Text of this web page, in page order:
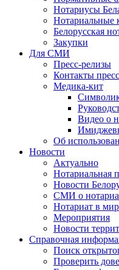
Нотариусы
Нотариальные
Белорусская
Закупки
Для СМИ
Пресс-релизы
Контакты
Медика-кит
Видео о
Об
Новости
Актуально
Нотариальная
Новости
СМИ о
Нотариат в
Мероприятия
Новости
Справочная
Поиск
Проверить